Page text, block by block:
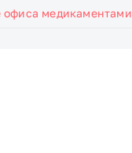
офиса медикаментами